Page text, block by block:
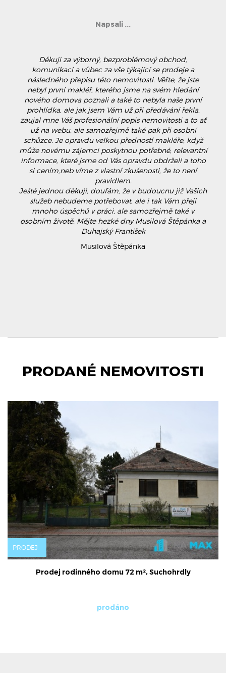
Napsali ...
Děkuji za výborný, bezproblémový obchod,
komunikaci a vůbec za vše týkající se prodeje a
následného přepisu této nemovitosti. Věřte, že jste
nebyl první makléř, kterého jsme na svém hledání
nového domova poznali a také to nebyla naše první
prohlídka, ale jak jsem Vám už při předávání řekla,
zaujal mne Váš profesionální popis nemovitosti a to ať
už na webu, ale samozřejmě také pak při osobní
schůzce. Je opravdu velkou předností makléře, když
může novému zájemci poskytnou potřebné, relevantní
informace, které jsme od Vás opravdu obdrželi a toho
si cením,neb víme z vlastní zkušenosti, že to není
pravidlem.
Ještě jednou děkuji, doufám, že v budoucnu již Vašich
služeb nebudeme potřebovat, ale i tak Vám přeji
mnoho úspěchů v práci, ale samozřejmě také v
osobním životě. Mějte hezké dny Musilová Štěpánka a
Duhajský František
Musilová Štěpánka
PRODANÉ NEMOVITOSTI
Prodej rodinného domu 72 m², Suchohrdly
PRODEJ